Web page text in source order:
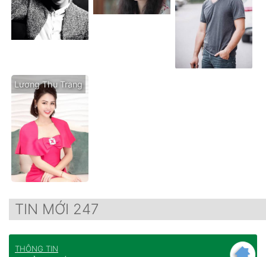
Lương Thu Trang
TIN MỚI 247
THÔNG TIN